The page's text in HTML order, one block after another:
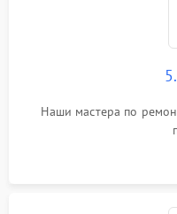
Наши мастера по